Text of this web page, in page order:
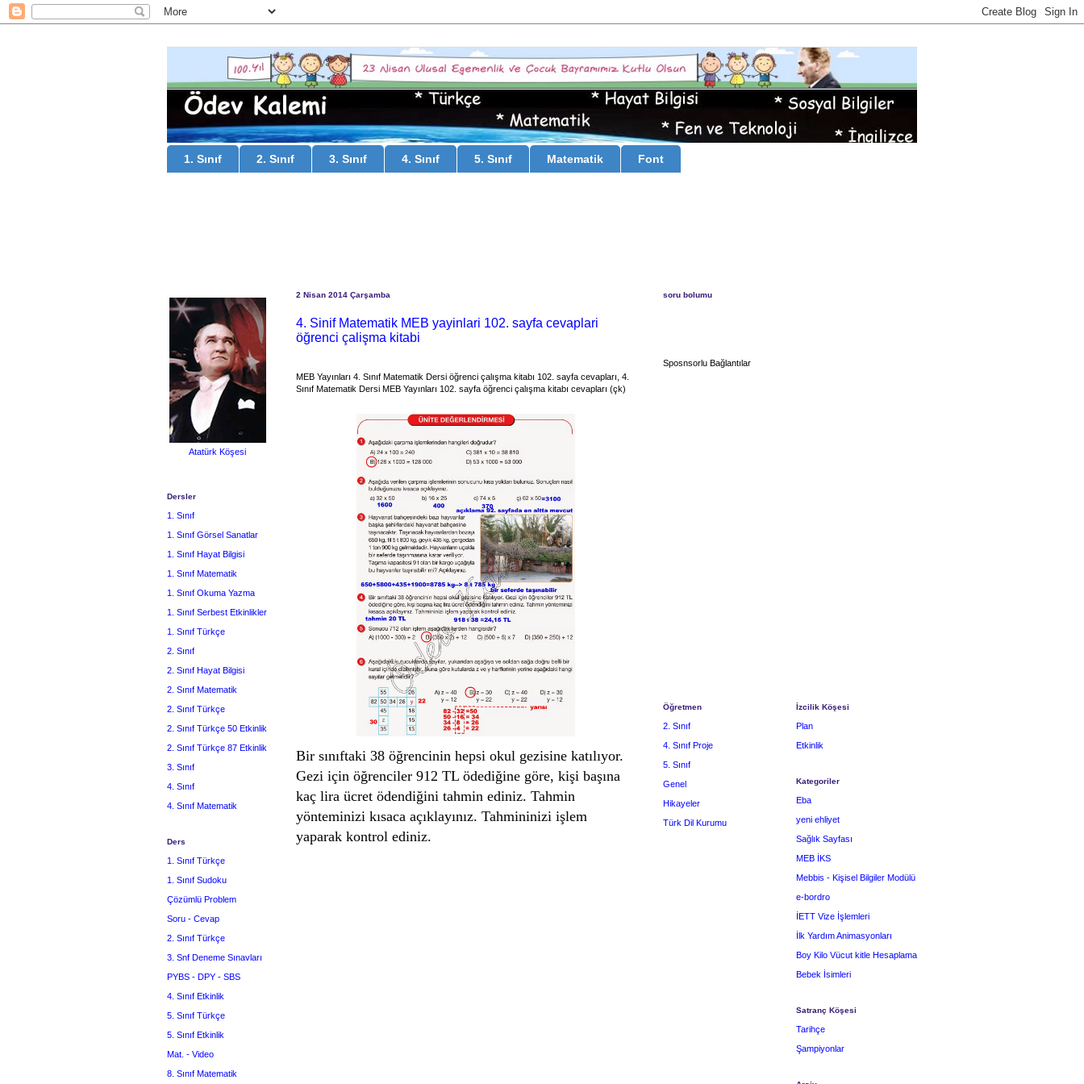
1. Sınıf 2. Sınıf 3. Sınıf 4. Sınıf 5. Sınıf Matematik Font
2 Nisan 2014 Çarşamba
4. Sinif Matematik MEB yayinlari 102. sayfa cevaplari
öğrenci çalişma kitabi
MEB Yayınları 4. Sınıf Matematik Dersi öğrenci çalışma kitabı 102. sayfa cevapları, 4.
Sınıf Matematik Dersi MEB Yayınları 102. sayfa öğrenci çalışma kitabı cevapları (çk)
Bir sınıftaki 38 öğrencinin hepsi okul gezisine katılıyor.
Gezi için öğrenciler 912 TL ödediğine göre, kişi başına
kaç lira ücret ödendiğini tahmin ediniz. Tahmin
yönteminizi kısaca açıklayınız. Tahmininizi işlem
yaparak kontrol ediniz.
Atatürk Köşesi
Dersler
1. Sınıf
1. Sınıf Görsel Sanatlar
1. Sınıf Hayat Bilgisi
1. Sınıf Matematik
1. Sınıf Okuma Yazma
1. Sınıf Serbest Etkinlikler
1. Sınıf Türkçe
2. Sınıf
2. Sınıf Hayat Bilgisi
2. Sınıf Matematik
2. Sınıf Türkçe
2. Sınıf Türkçe 50 Etkinlik
2. Sınıf Türkçe 87 Etkinlik
3. Sınıf
4. Sınıf
4. Sınıf Matematik
Ders
1. Sınıf Türkçe
1. Sınıf Sudoku
Çözümlü Problem
Soru - Cevap
2. Sınıf Türkçe
3. Snf Deneme Sınavları
PYBS - DPY - SBS
4. Sınıf Etkinlik
5. Sınıf Türkçe
5. Sınıf Etkinlik
Mat. - Video
8. Sınıf Matematik
soru bolumu
Sposnsorlu Bağlantılar
Öğretmen
2. Sınıf
4. Sınıf Proje
5. Sınıf
Genel
Hikayeler
Türk Dil Kurumu
İzcilik Köşesi
Plan
Etkinlik
Kategoriler
Eba
yeni ehliyet
Sağlık Sayfası
MEB İKS
Mebbis - Kişisel Bilgiler Modülü
e-bordro
İETT Vize İşlemleri
İlk Yardım Animasyonları
Boy Kilo Vücut kitle Hesaplama
Bebek İsimleri
Satranç Köşesi
Tarihçe
Şampiyonlar